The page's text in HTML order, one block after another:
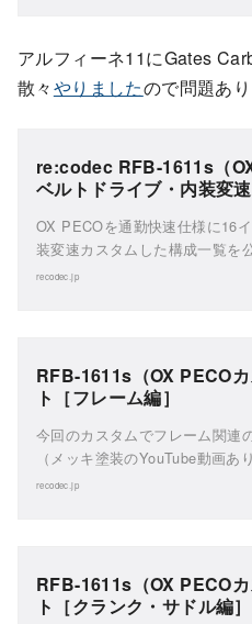
アルフィーネ11にGates
散々やりましたので問題あり
re:codec RFB-1611s（
ベルトドライブ・内装変
OX PECOを通勤快速仕様に16
装変速カスタムした構成一覧を
recodec.jp
RFB-1611s（OX PECO
ト［フレーム編］
今回のカスタムでフレーム関連
（メッキ塗装のYouTube動画あり
recodec.jp
RFB-1611s（OX PECO
ト［クランク・サドル編］